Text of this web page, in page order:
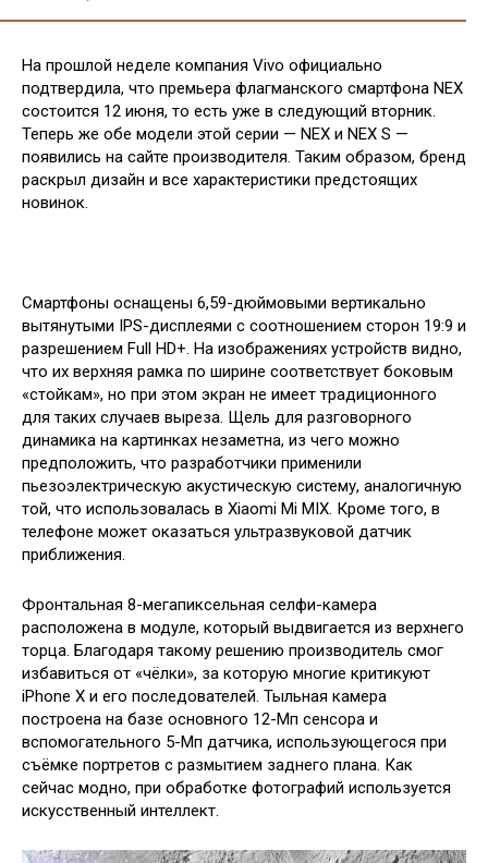
На прошлой неделе компания Vivo официально
подтвердила, что премьера флагманского смартфона NEX
состоится 12 июня, то есть уже в следующий вторник.
Теперь же обе модели этой серии — NEX и NEX S —
появились на сайте производителя. Таким образом, бренд
раскрыл дизайн и все характеристики предстоящих
новинок.
Смартфоны оснащены 6,59-дюймовыми вертикально
вытянутыми IPS-дисплеями с соотношением сторон 19:9 и
разрешением Full HD+. На изображениях устройств видно,
что их верхняя рамка по ширине соответствует боковым
«стойкам», но при этом экран не имеет традиционного
для таких случаев выреза. Щель для разговорного
динамика на картинках незаметна, из чего можно
предположить, что разработчики применили
пьезоэлектрическую акустическую систему, аналогичную
той, что использовалась в Xiaomi Mi MIX. Кроме того, в
телефоне может оказаться ультразвуковой датчик
приближения.
Фронтальная 8-мегапиксельная селфи-камера
расположена в модуле, который выдвигается из верхнего
торца. Благодаря такому решению производитель смог
избавиться от «чёлки», за которую многие критикуют
iPhone X и его последователей. Тыльная камера
построена на базе основного 12-Мп сенсора и
вспомогательного 5-Мп датчика, использующегося при
съёмке портретов с размытием заднего плана. Как
сейчас модно, при обработке фотографий используется
искусственный интеллект.